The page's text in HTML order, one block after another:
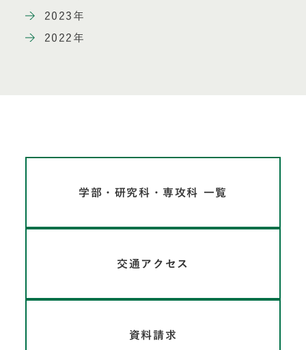
2023年
2022年
学部・研究科・専攻科 一覧
交通アクセス
資料請求